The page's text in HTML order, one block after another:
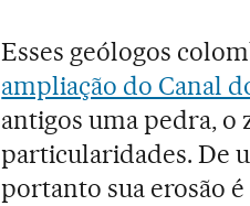
Esses geólogos
ampliação do Canal
antigos uma pedra,
particularidades. De
portanto sua erosão